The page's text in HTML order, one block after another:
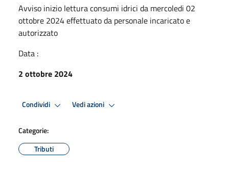
Avviso inizio lettura consumi idrici da mercoledi 02
ottobre 2024 effettuato da personale incaricato e
autorizzato
Data :
2 ottobre 2024
Condividi Vedi azioni
Categorie:
Tributi